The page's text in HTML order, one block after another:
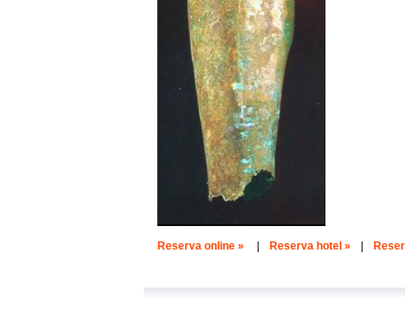
Reserva online » Reserva hotel »